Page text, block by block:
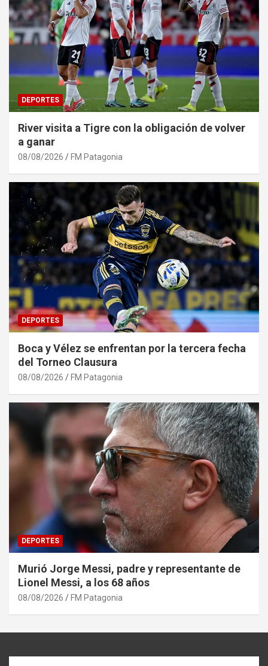
DEPORTES
River visita a Tigre con la obligación de volver
a ganar
08/08/2026 FM Patagonia
DEPORTES
Boca y Vélez se enfrentan por la tercera fecha
del Torneo Clausura
08/08/2026 FM Patagonia
DEPORTES
Murió Jorge Messi, padre y representante de
Lionel Messi, a los 68 años
08/08/2026 FM Patagonia